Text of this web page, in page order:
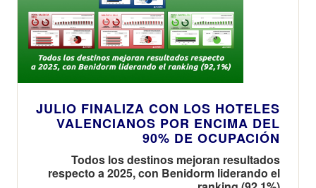
JULIO FINALIZA CON LOS HOTELES
VALENCIANOS POR ENCIMA DEL
90% DE OCUPACIÓN
Todos los destinos mejoran resultados
respecto a 2025, con Benidorm liderando el